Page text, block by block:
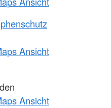
Ansicht
Ansicht